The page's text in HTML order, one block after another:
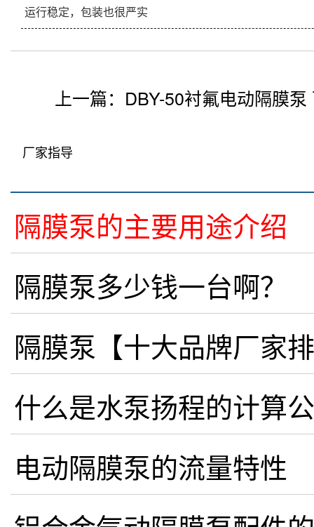
运行稳定，包装也很严实
上一篇： DBY-50衬氟电动隔膜泵
厂家指导
隔膜泵的主要用途介绍
隔膜泵多少钱一台啊？
隔膜泵【十大品牌厂家
什么是水泵扬程的计算
电动隔膜泵的流量特性